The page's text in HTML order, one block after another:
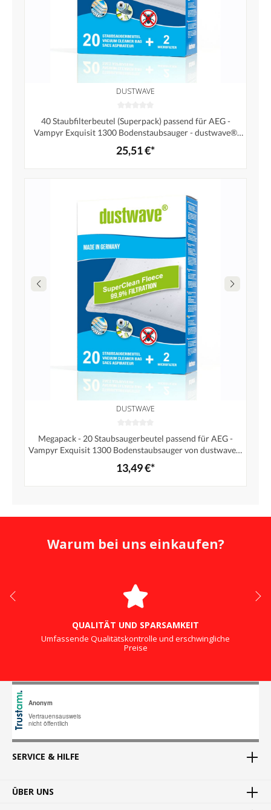
DUSTWAVE
40 Staubfilterbeutel (Superpack) passend für AEG -
Vampyr Exquisit 1300 Bodenstaubsauger - dustwave®
Markenstaubbeutel - Made in Germany + inkl. Micro-
Filter
25,51 €*
DUSTWAVE
Megapack - 20 Staubsaugerbeutel passend für AEG -
Vampyr Exquisit 1300 Bodenstaubsauger von dustwave®
Markenstaubbeutel – Made in Germany + inkl. Micro-
Filter
13,49 €*
Warum bei uns einkaufen?
QUALITÄT UND SPARSAMKEIT
Umfassende Qualitätskontrolle und erschwingliche
Preise
SERVICE & HILFE
ÜBER UNS